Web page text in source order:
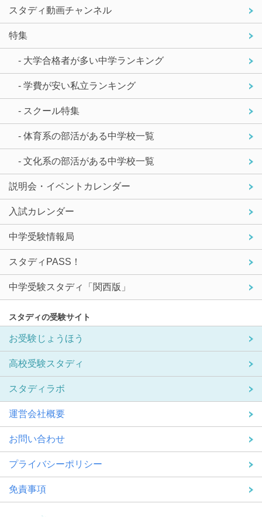
スタディ動画チャンネル
特集
- 大学合格者が多い中学ランキング
- 学費が安い私立ランキング
- スクール特集
- 体育系の部活がある中学校一覧
- 文化系の部活がある中学校一覧
説明会・イベントカレンダー
入試カレンダー
中学受験情報局
スタディPASS！
中学受験スタディ「関西版」
スタディの受験サイト
お受験じょうほう
高校受験スタディ
スタディラボ
運営会社概要
お問い合わせ
プライバシーポリシー
免責事項